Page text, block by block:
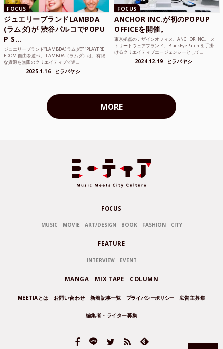
FOCUS
ジュエリーブランドLAMBDA
(ラムダ)が 渋谷パルコでPOPU
P S...
ジュエリーブランド“LAMBDA( ラムダ))” “PLAYFRE
EDOM 自由を遊べ。 LAMBDA（ラムダ）は、有限
な資源を無限のクリエイティブで追...
2025.1.16 ヒラバヤシ
FOCUS
ANCHOR INC.が初のPOPUP
OFFICEを開催。
東京拠点のデザインオフィス、ANCHOR INC.。 ス
トリートウェアブランド、BlackEyePatch を手掛
けるクリエイティブエージェンシーとして...
2024.12.19 ヒラバヤシ
MORE
FOCUS
MUSIC MOVIE ART/DESIGN BOOK FASHION CITY
FEATURE
INTERVIEW EVENT
MANGA MIX TAPE COLUMN
MEETIAとは お問い合わせ 新着記事一覧 プライバシーポリシー 広告主募集
編集者・ライター募集